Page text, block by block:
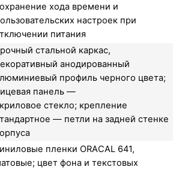
хода времени и
настроек при
питания
стальной каркас,
анодированный
профиль черного цвета;
панель —
стекло; крепление
— петли на задней стенке
пленки ORACAL 641,
цвет фона и текстовых